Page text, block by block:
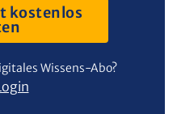
kostenlos
Wissens-Abo?